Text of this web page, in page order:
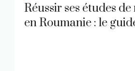
Réussir ses études
en Roumanie : le